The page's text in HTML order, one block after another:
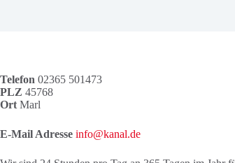
Telefon 02365 501473
PLZ 45768
Ort Marl
E-Mail Adresse info@kanal.de